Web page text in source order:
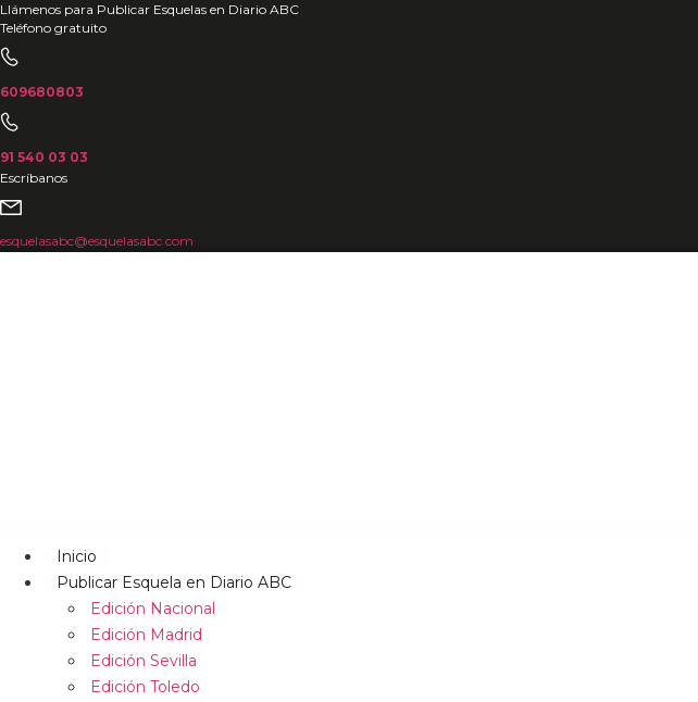
Ir
al
contenido
Llámenos para Publicar Esquelas en Diario ABC
Teléfono gratuito
609680803
91 540 03 03
Escríbanos
esquelasabc@esquelasabc.com
Inicio
Publicar Esquela en Diario ABC
Edición Nacional
Edición Madrid
Edición Sevilla
Edición Toledo